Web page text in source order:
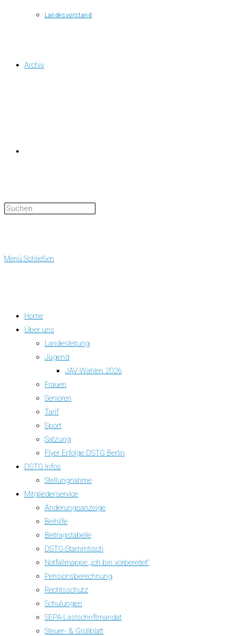
Landesvorstand
Archiv
Menü Schließen
Home
Über uns
Landesleitung
Jugend
JAV-Wahlen 2026
Frauen
Senioren
Tarif
Sport
Satzung
Flyer Erfolge DSTG Berlin
DSTG Infos
Stellungnahme
Mitgliederservice
Änderungsanzeige
Beihilfe
Beitragstabelle
DSTG-Stammtisch
Notfallmappe „ich bin vorbereitet“
Pensionsberechnung
Rechtsschutz
Schulungen
SEPA-Lastschriftmandat
Steuer- & Grollblatt